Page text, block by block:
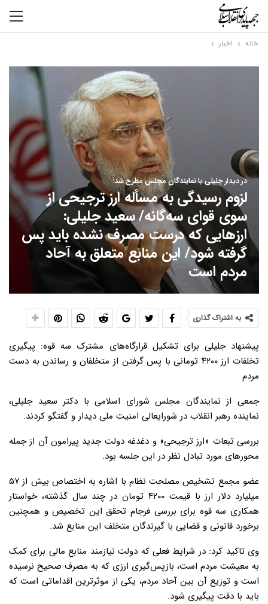
خانه اخبار
در دیدار جلیلی با نمایندگان مجلس مطرح شد:
لزوم رسیدگی به مسأله ارز ترجیحی از
سوی قوای سه‌گانه/ سعید جلیلی:
ارزهایی که درست مصرف نشده باید پس
گرفته شود/ این منابع متعلق به آحاد
مردم است
به اشتراک گذاری
پیشنهاد جلیلی برای تشکیل قرارگاه‌های مشترک سه قوه: پیگیری
تخلفات ارز ۴۲۰۰ تومانی با پس‌ گرفتن از متخلفان و رساندن به دست
مردم
جمعی از نمایندگان مجلس شورای اسلامی با دکتر سعید جلیلی،
نماینده رهبر انقلاب در شورایعالی امنیت ملی دیدار و گفتگو کردند.
بررسی تبعات «ارز ترجیحی» و دغدغه دولت جدید پیرامون آن از جمله
محورهای مورد تبادل نظر در این جلسه بود.
عضو مجمع تشخیص مصلحت نظام با اشاره به اختصاص بیش از ۵۷
میلیارد دلار ارز با قیمت ۴۲۰۰ تومان در چند سال گذشته، خواستار
همکاری سه قوه برای بررسی فرجام تحقق این تخصیص و همچنین
برخورد قانونی و قضایی با گیرندگان متخلف این منابع شد.
وی تاکید کرد: در شرایط فعلی که دولت نیازمند منابع مالی برای کمک
به معیشت مردم است، بازپس‌گیری ارزی که به مصرف صحیح نرسیده
است و توزیع آن بین آحاد مردم، یکی از موثرترین اقداماتی است که
باید با دقت پیگیری شود.